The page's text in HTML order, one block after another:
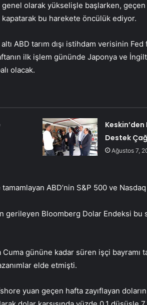
olarak yükselişle başlarken, geçen
bu harekete öncülük ediyor.
ABD tarım dışı istihdam verisinin
ilk işlem gününde Japonya ve
olacak.
Destek
Ağustos 7,
ABD’nin S&P 500 ve
gerileyen Bloomberg Dolar Endeksi bu
Cuma gününe kadar süren işçi bayramı
elde etmişti.
yuan geçen hafta zayıflayan